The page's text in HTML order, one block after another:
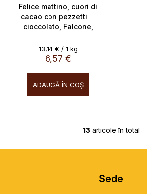
Felice mattino, cuori di
cacao con pezzetti di
cioccolato, Falcone,
6,57 €
Evaluare
preţ:
13,14 € / 1 kg
ADAUGĂ ÎN COŞ
C
r
13 articole în total
Sede